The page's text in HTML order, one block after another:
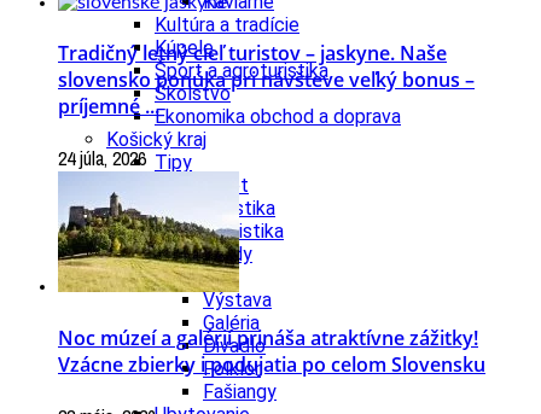
Kultúra a tradície
Kúpele
Šport a agroturistika
Školstvo
Ekonomika obchod a doprava
Košický kraj
Tipy
Výlet
Turistika
Cyklistika
Hrady
Podujatia
Výstava
Galéria
Divadlo
Folklór
Fašiangy
Tradičný letný cieľ turistov – jaskyne. Naše
slovensko ponúka pri návšteve veľký bonus –
príjemné ...
24 júla, 2026
Noc múzeí a galérií prináša atraktívne zážitky!
Vzácne zbierky i podujatia po celom Slovensku